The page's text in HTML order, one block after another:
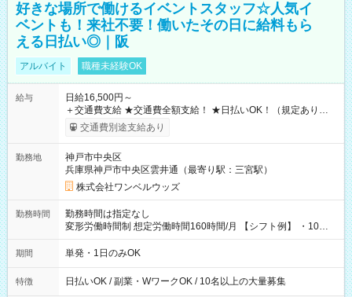
好きな場所で働けるイベントスタッフ☆人気イ
ベントも！来社不要！働いたその日に給料もら
える日払い◎｜阪
アルバイト 職種未経験OK
給与
日給16,500円～
＋交通費支給 ★交通費全額支給！ ★日払いOK！（規定あり） ┗
働いたその日に現金GET♪ お仕事後はコンビニATMから 日払
交通費別途支給あり
勤務地
神戸市中央区
兵庫県神戸市中央区雲井通（最寄り駅：三宮駅）
株式会社ワンベルウッズ
勤務時間
勤務時間は指定なし
変形労働時間制 想定労働時間160時間/月 【シフト例】 ・10：
00～20：00
期間 単発・1日のみOK
特徴 日払いOK / 副業・WワークOK / 10名以上の大量募集